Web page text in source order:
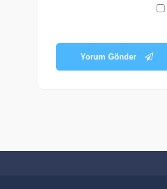
Yorum Gönder